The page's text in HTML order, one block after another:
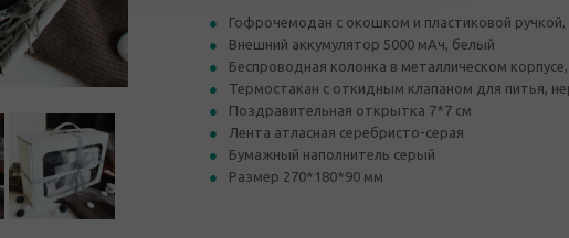
Гофрочемодан с окошком и пластиковой
Внешний аккумулятор 5000 мAч, белый
Беспроводная колонка в металлическом
Термостакан с откидным клапаном для питья,
Поздравительная открытка 7*7 см
Лента атласная серебристо-серая
Бумажный наполнитель серый
Размер 270*180*90 мм